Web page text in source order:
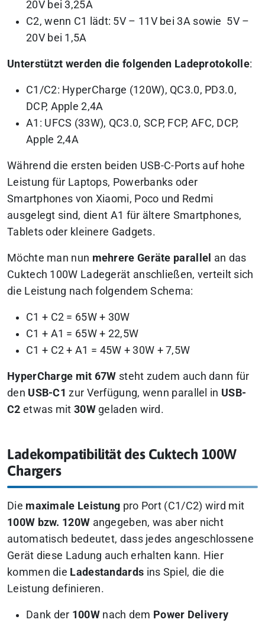
20V bei 3,25A
C2, wenn C1 lädt: 5V – 11V bei 3A sowie 5V –
20V bei 1,5A
Unterstützt werden die folgenden Ladeprotokolle:
C1/C2: HyperCharge (120W), QC3.0, PD3.0,
DCP, Apple 2,4A
A1: UFCS (33W), QC3.0, SCP, FCP, AFC, DCP,
Apple 2,4A
Während die ersten beiden USB-C-Ports auf hohe
Leistung für Laptops, Powerbanks oder
Smartphones von Xiaomi, Poco und Redmi
ausgelegt sind, dient A1 für ältere Smartphones,
Tablets oder kleinere Gadgets.
Möchte man nun mehrere Geräte parallel an das
Cuktech 100W Ladegerät anschließen, verteilt sich
die Leistung nach folgendem Schema:
C1 + C2 = 65W + 30W
C1 + A1 = 65W + 22,5W
C1 + C2 + A1 = 45W + 30W + 7,5W
HyperCharge mit 67W steht zudem auch dann für
den USB-C1 zur Verfügung, wenn parallel in USB-
C2 etwas mit 30Wgeladen wird.
Ladekompatibilität des Cuktech 100W
Chargers
Die maximale Leistung pro Port (C1/C2) wird mit
100W bzw. 120W angegeben, was aber nicht
automatisch bedeutet, dass jedes angeschlossene
Gerät diese Ladung auch erhalten kann. Hier
kommen die Ladestandards ins Spiel, die die
Leistung definieren.
Dank der 100Wnach dem Power Delivery